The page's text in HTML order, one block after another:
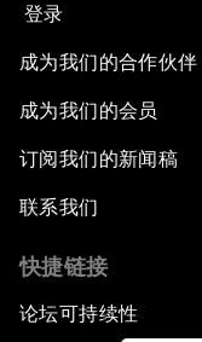
登录
成为我们的合作伙伴
成为我们的会员
订阅我们的新闻稿
联系我们
快捷链接
论坛可持续性